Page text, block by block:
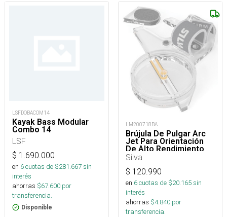
LSFDOBACOM14
Kayak Bass Modular
Combo 14
LSF
$ 1.690.000
en 6cuotas de $281.667sin
interés
ahorras $67.600 por
transferencia.
Disponible
LM200718BA
Brújula De Pulgar Arc
Jet Para Orientación
De Alto Rendimiento
Silva
$ 120.990
en 6cuotas de $20.165sin
interés
ahorras $4.840 por
transferencia.